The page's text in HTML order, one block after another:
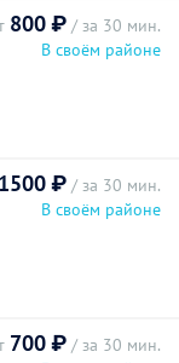
800 ₽ / за 30 мин.
В своём районе
1500 ₽ / за 30 мин.
В своём районе
700 ₽ / за 30 мин.